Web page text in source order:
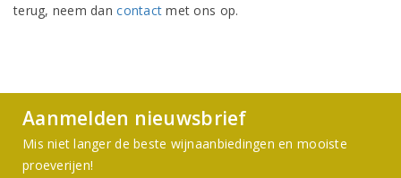
terug, neem dancontact met ons op.
Aanmelden nieuwsbrief
Mis niet langer de beste wijnaanbiedingen en mooiste
proeverijen!